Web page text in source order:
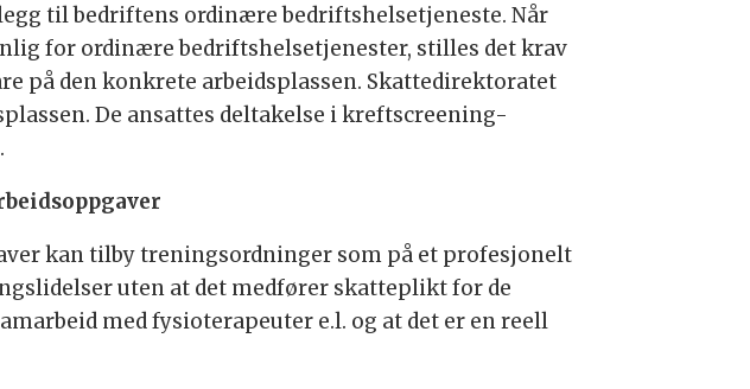
til bedriftens ordinære bedriftshelsetjeneste. Når
for ordinære bedriftshelsetjenester, stilles det krav
på den konkrete arbeidsplassen. Skattedirektoratet
De ansattes deltakelse i kreftscreening-
kan tilby treningsordninger som på et profesjonelt
uten at det medfører skatteplikt for de
med fysioterapeuter e.l. og at det er en reell